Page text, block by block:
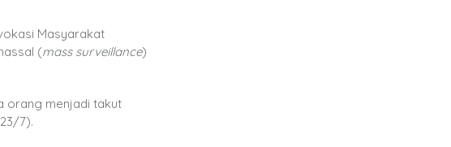
Masyarakat
(mass surveillance)
orang menjadi takut
7).